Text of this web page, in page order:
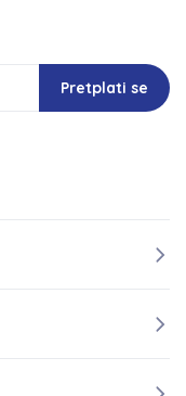
Pretplati se